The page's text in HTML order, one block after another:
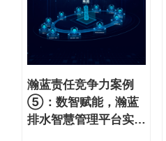
瀚蓝责任竞争力案例
⑤：数智赋能，瀚蓝
排水智慧管理平台实